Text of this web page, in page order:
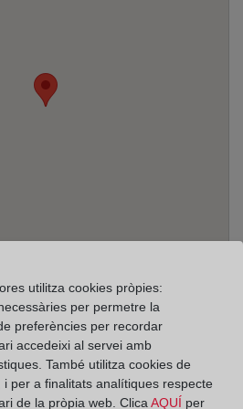
8800
09:00 a 17:00 horas
utilitza cookies pròpies:
per permetre la
preferències per recordar
accedeixi al servei amb
També utilitza cookies de
per a finalitats analítiques respecte
de la pròpia web. ClicaAQUÍ per